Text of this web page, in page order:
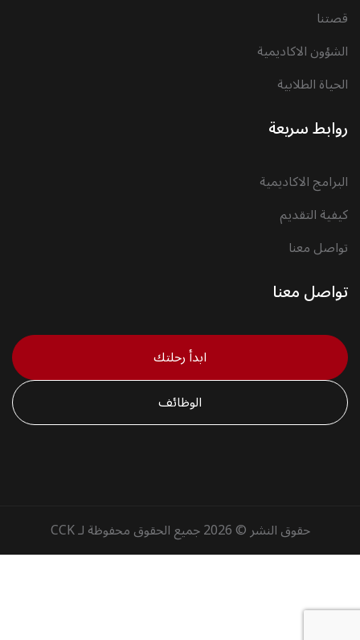
قصتنا
الشؤون الاكاديمية
الحياة الطلابية
روابط سريعة
البرامج الاكاديمية
كيفية التقديم
تواصل معنا
تواصل معنا
ابدأ رحلتك
الوظائف
حقوق النشر © 2026 جميع الحقوق محفوظة لـ CCK